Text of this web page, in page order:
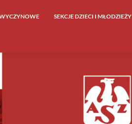
WYCZYNOWE SEKCJE DZIECI I MŁODZIEŻY